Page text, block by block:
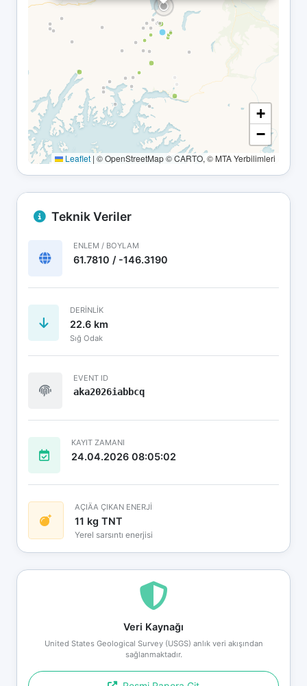
+
−
Leaflet | © OpenStreetMap © CARTO, © MTA Yerbilimleri
Teknik Veriler
ENLEM / BOYLAM
61.7810 / -146.3190
DERINLIK
22.6 km
Sığ Odak
EVENT ID
aka2026iabbcq
KAYIT ZAMANI
24.04.2026 08:05:02
AÇIÄA ÇIKAN ENERJİ
11 kg TNT
Yerel sarsıntı enerjisi
Veri Kaynağı
United States Geological Survey (USGS) anlık veri akışından
sağlanmaktadır.